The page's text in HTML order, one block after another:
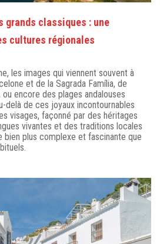
grands classiques : une
cultures régionales
les images qui viennent souvent à
et de la Sagrada Família, de
encore des plages andalouses
delà de ces joyaux incontournables
visages, façonné par des héritages
vivantes et des traditions locales
bien plus complexe et fascinante que